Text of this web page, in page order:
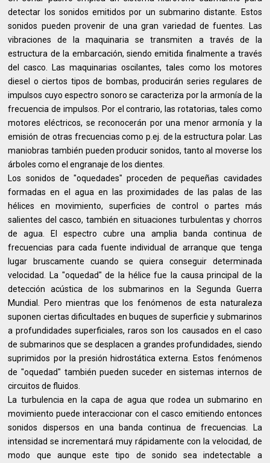
detectar los sonidos emitidos por un submarino distante. Estos
sonidos pueden provenir de una gran variedad de fuentes. Las
vibraciones de la maquinaria se transmiten a través de la
estructura de la embarcación, siendo emitida finalmente a través
del casco. Las maquinarias oscilantes, tales como los motores
diesel o ciertos tipos de bombas, producirán series regulares de
impulsos cuyo espectro sonoro se caracteriza por la armonía de la
frecuencia de impulsos. Por el contrario, las rotatorias, tales como
motores eléctricos, se reconocerán por una menor armonía y la
emisión de otras frecuencias como p.ej. de la estructura polar. Las
maniobras también pueden producir sonidos, tanto al moverse los
árboles como el engranaje de los dientes.
Los sonidos de "oquedades" proceden de pequeñas cavidades
formadas en el agua en las proximidades de las palas de las
hélices en movimiento, superficies de control o partes más
salientes del casco, también en situaciones turbulentas y chorros
de agua. El espectro cubre una amplia banda continua de
frecuencias para cada fuente individual de arranque que tenga
lugar bruscamente cuando se quiera conseguir determinada
velocidad. La "oquedad" de la hélice fue la causa principal de la
detección acústica de los submarinos en la Segunda Guerra
Mundial. Pero mientras que los fenómenos de esta naturaleza
suponen ciertas dificultades en buques de superficie y submarinos
a profundidades superficiales, raros son los causados en el caso
de submarinos que se desplacen a grandes profundidades, siendo
suprimidos por la presión hidrostática externa. Estos fenómenos
de "oquedad" también pueden suceder en sistemas internos de
circuitos de fluidos.
La turbulencia en la capa de agua que rodea un submarino en
movimiento puede interaccionar con el casco emitiendo entonces
sonidos dispersos en una banda continua de frecuencias. La
intensidad se incrementará muy rápidamente con la velocidad, de
modo que aunque este tipo de sonido sea indetectable a